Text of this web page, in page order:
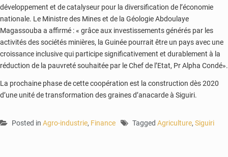
développement et de catalyseur pour la diversification de l’économie
nationale. Le Ministre des Mines et de la Géologie Abdoulaye
Magassouba a affirmé : « grâce aux investissements générés par les
activités des sociétés minières, la Guinée pourrait être un pays avec une
croissance inclusive qui participe significativement et durablement à la
réduction de la pauvreté souhaitée par le Chef de l’Etat, Pr Alpha Condé».
La prochaine phase de cette coopération est la construction dès 2020
d’une unité de transformation des graines d’anacarde à Siguiri.
Posted in Agro-industrie, Finance Tagged Agriculture, Siguiri